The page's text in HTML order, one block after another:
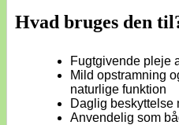
Hvad bruges den
Fugtgivende pleje
Mild opstramning
naturlige funktion
Daglig beskyttelse
Anvendelig som